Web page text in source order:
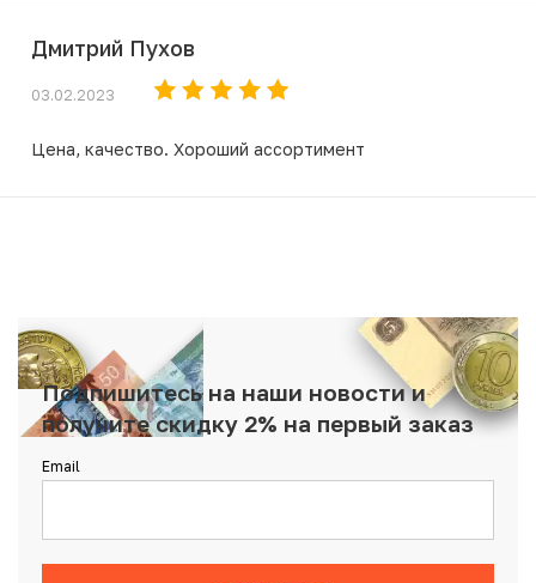
Дмитрий Пухов
03.02.2023
Цена, качество. Хороший ассортимент
Подпишитесь на наши новости и
получите скидку 2% на первый заказ
Email